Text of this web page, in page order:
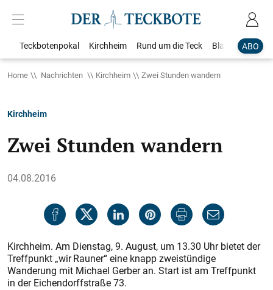
ABO
Teckbotenpokal Kirchheim Rund um die Teck Blaulicht
Home Nachrichten Kirchheim Zwei Stunden wandern
Kirchheim
Zwei Stunden wandern
04.08.2016
Kirchheim. Am Dienstag, 9. August, um 13.30 Uhr bietet der
Treffpunkt „wir Rauner“ eine knapp zweistündige
Wanderung mit Michael Gerber an. Start ist am Treffpunkt
in der ­Eichendorffstraße 73.